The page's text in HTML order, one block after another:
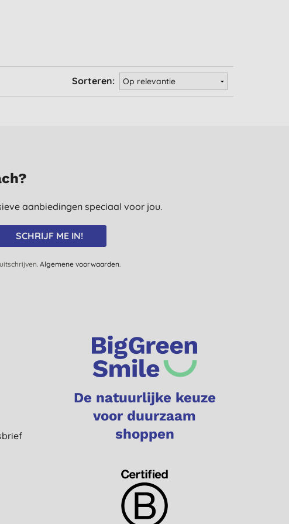
Sorteren:
aanbiedingen speciaal voor jou.
SCHRIJF ME IN!
Algemene voorwaarden.
De natuurlijke keuze
voor duurzaam
shoppen